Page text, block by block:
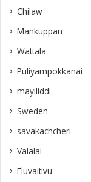
Chilaw
Mankuppan
Wattala
Puliyampokkanai
mayiliddi
Sweden
savakachcheri
Valalai
Eluvaitivu